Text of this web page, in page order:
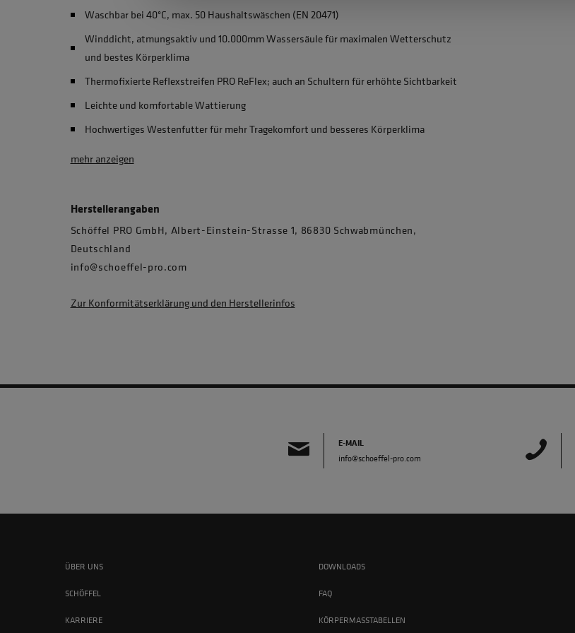
Waschbar bei 40°C, max. 50 Haushaltswäschen (EN 20471)
Winddicht, atmungsaktiv und 10.000mm Wassersäule für maximalen Wetterschutz
und bestes Körperklima
Thermofixierte Reflexstreifen PRO ReFlex; auch an Schultern für erhöhte Sichtbarkeit
Leichte und komfortable Wattierung
Hochwertiges Westenfutter für mehr Tragekomfort und besseres Körperklima
mehr anzeigen
Herstellerangaben
Schöffel PRO GmbH, Albert-Einstein-Strasse 1, 86830 Schwabmünchen,
Deutschland
info@schoeffel-pro.com
Zur Konformitätserklärung und den Herstellerinfos
E-MAIL
info@schoeffel-pro.com
ÜBER UNS
SCHÖFFEL
KARRIERE
DOWNLOADS
FAQ
KÖRPERMASSTABELLEN